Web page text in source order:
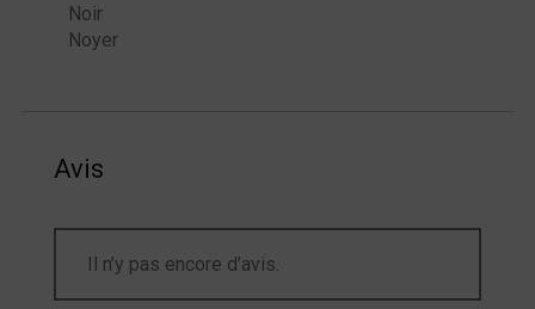
Noir
Noyer
Avis
Il n’y pas encore d’avis.